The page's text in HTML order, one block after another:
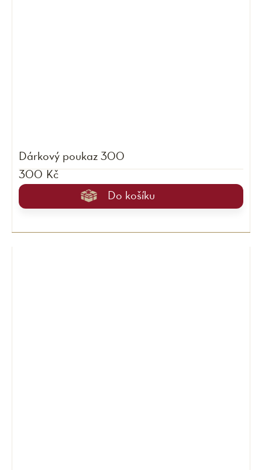
Dárkový poukaz 300
300 Kč
Do košíku